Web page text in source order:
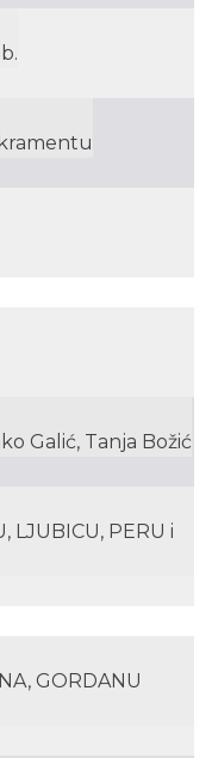
Galić, Tanja Božić
LJUBICU, PERU i
GORDANU